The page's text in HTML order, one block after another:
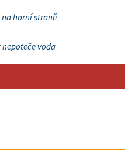
horní straně
nepoteče voda